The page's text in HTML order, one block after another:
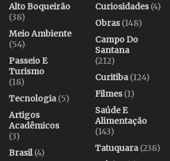
Alto Boqueirão
(38)
Meio Ambiente
(54)
Passeio E
Turismo
(18)
Tecnologia(5)
Artigos
Acadêmicos
(3)
Brasil(4)
Curiosidades(4)
Obras(148)
Campo Do
Santana
(212)
Curitiba(124)
Filmes(1)
Saúde E
Alimentação
(143)
Tatuquara(238)